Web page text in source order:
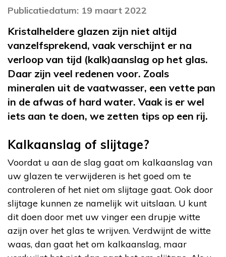
Publicatiedatum: 19 maart 2022
Kristalheldere glazen zijn niet altijd
vanzelfsprekend, vaak verschijnt er na
verloop van tijd (kalk)aanslag op het glas.
Daar zijn veel redenen voor. Zoals
mineralen uit de vaatwasser, een vette pan
in de afwas of hard water. Vaak is er wel
iets aan te doen, we zetten tips op een rij.
Kalkaanslag of slijtage?
Voordat u aan de slag gaat om kalkaanslag van
uw glazen te verwijderen is het goed om te
controleren of het niet om slijtage gaat. Ook door
slijtage kunnen ze namelijk wit uitslaan. U kunt
dit doen door met uw vinger een drupje witte
azijn over het glas te wrijven. Verdwijnt de witte
waas, dan gaat het om kalkaanslag, maar